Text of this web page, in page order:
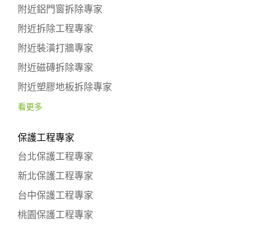
附近鋁門窗拆除專家
附近拆除工程專家
附近裝潢打牆專家
附近磁磚拆除專家
附近塑膠地板拆除專家
看更多
保護工程專家
台北保護工程專家
新北保護工程專家
台中保護工程專家
桃園保護工程專家